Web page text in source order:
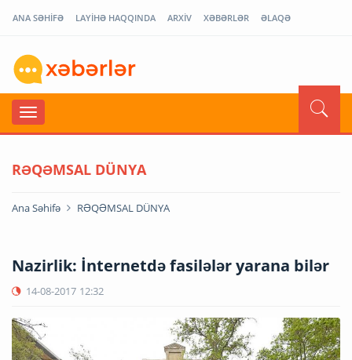
ANA SƏHİFƏ LAYİHƏ HAQQINDA ARXİV XƏBƏRLƏR ƏLAQƏ
RƏQƏMSAL DÜNYA
Ana Səhifə RƏQƏMSAL DÜNYA
Nazirlik: İnternetdə fasilələr yarana bilər
14-08-2017 12:32